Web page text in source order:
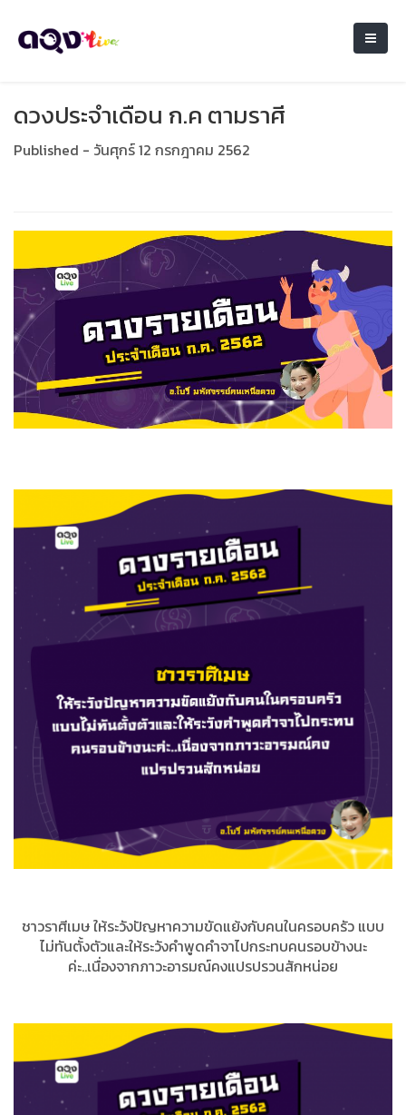
ดวงประจำเดือน ก.ค ตามราศี
Published - วันศุกร์ 12 กรกฎาคม 2562
ชาวราศีเมษ ให้ระวังปัญหาความขัดแย้งกับคนในครอบครัว แบบ
ไม่ทันตั้งตัวและให้ระวังคำพูดคำจาไปกระทบคนรอบข้างนะ
ค่ะ..เนื่องจากภาวะอารมณ์คงแปรปรวนสักหน่อย